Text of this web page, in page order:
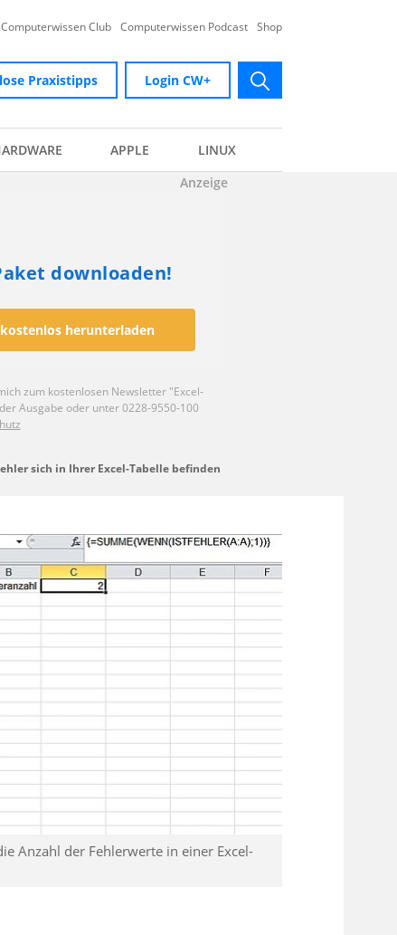
Computerwissen Club Computerwissen Podcast Shop
Praxistipps
Login CW+
submit
APPLE LINUX
sich in Ihrer Excel-Tabelle befinden
Anzahl der Fehlerwerte in einer Excel-